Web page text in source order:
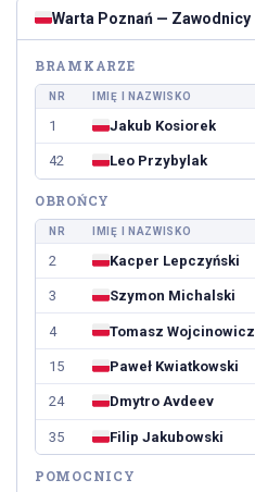
Warta Poznań — Zawodnicy
BRAMKARZE
NR IMIĘ I NAZWISKO
1 Jakub Kosiorek
42 Leo Przybylak
OBROŃCY
NR IMIĘ I NAZWISKO
2 Kacper Lepczyński
3 Szymon Michalski
4 Tomasz Wojcinowicz
15 Paweł Kwiatkowski
24 Dmytro Avdeev
35 Filip Jakubowski
POMOCNICY